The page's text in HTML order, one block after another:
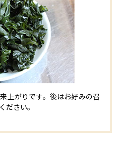
上がりです。後はお好みの召
ださい。